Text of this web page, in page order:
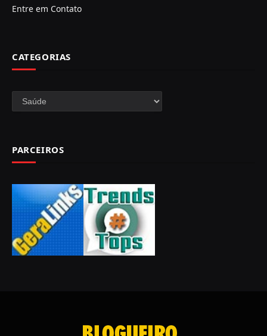
Entre em Contato
CATEGORIAS
Categorias
PARCEIROS